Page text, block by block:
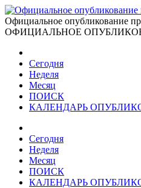
Официальное опубликование
ОФИЦИАЛЬНОЕ
Сегодня
Неделя
Месяц
ПОИСК
КАЛЕНДАРЬ
Сегодня
Неделя
Месяц
ПОИСК
КАЛЕНДАРЬ